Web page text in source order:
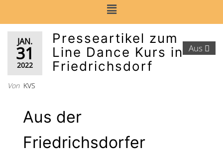
JAN.
31
2022
Aus
Presseartikel zum
Line Dance Kurs in
Friedrichsdorf
Von KVS
Aus der
Friedrichsdorfer